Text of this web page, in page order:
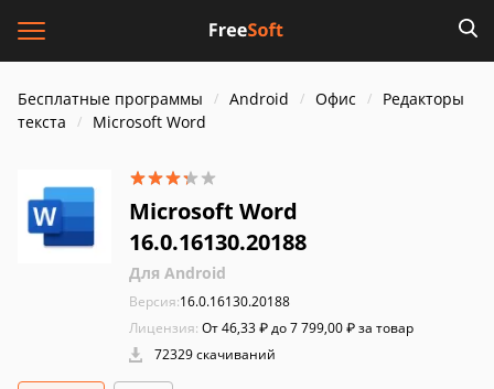
Бесплатные программы Android Офис
Редакторы
текста
Microsoft Word
Microsoft Word
16.0.16130.20188
Для Android
Версия:16.0.16130.20188
Лицензия: От 46,33 ₽ до 7 799,00 ₽ за товар
72329 скачиваний